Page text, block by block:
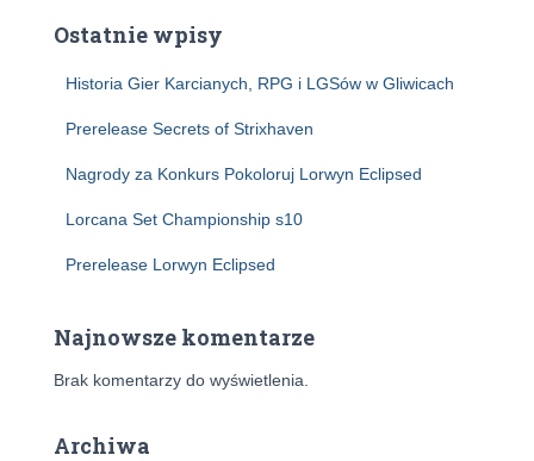
Ostatnie wpisy
Historia Gier Karcianych, RPG i LGSów w Gliwicach
Prerelease Secrets of Strixhaven
Nagrody za Konkurs Pokoloruj Lorwyn Eclipsed
Lorcana Set Championship s10
Prerelease Lorwyn Eclipsed
Najnowsze komentarze
Brak komentarzy do wyświetlenia.
Archiwa